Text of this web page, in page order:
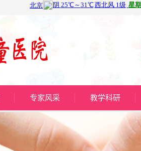
专家风采 教学科研